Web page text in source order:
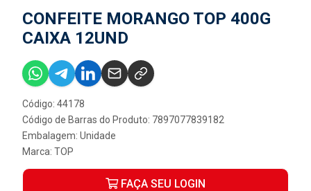
CONFEITE MORANGO TOP 400G
CAIXA 12UND
Código: 44178
Código de Barras do Produto: 7897077839182
Embalagem: Unidade
Marca: TOP
FAÇA SEU LOGIN